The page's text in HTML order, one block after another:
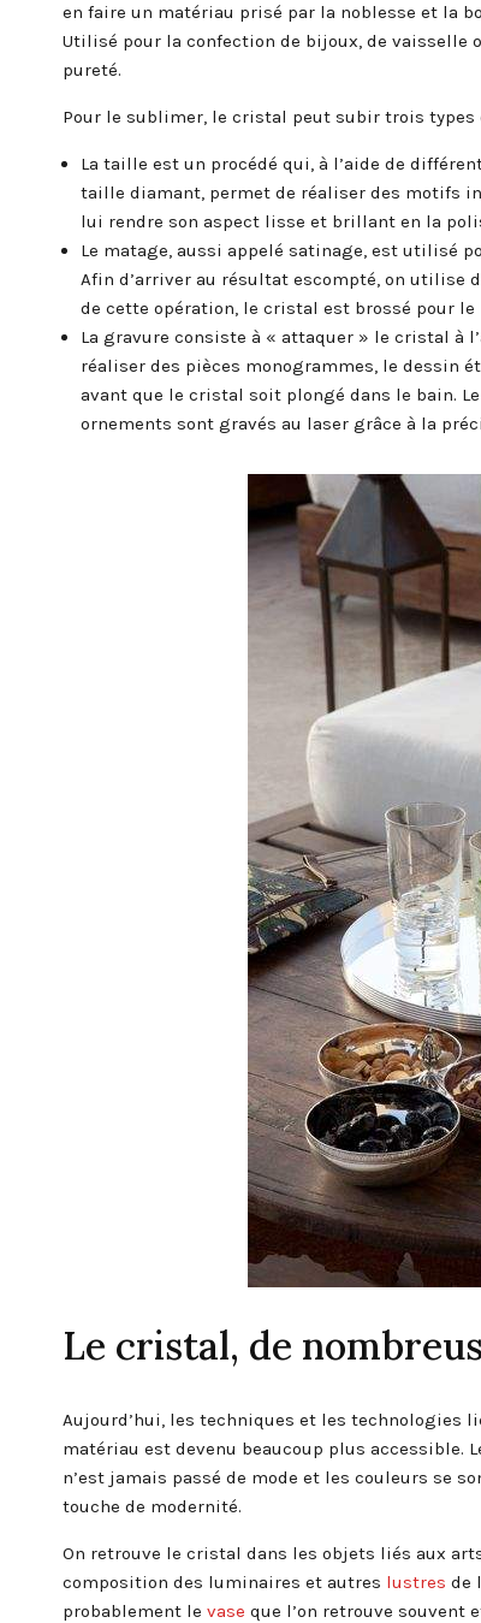
en faire un matériau prisé par la noblesse et la
Utilisé pour la confection de bijoux, de vaisselle
pureté.
Pour le sublimer, le cristal peut subir trois
La taille est un procédé qui, à l’aide de
taille diamant, permet de réaliser des motifs
lui rendre son aspect lisse et brillant en la
Le matage, aussi appelé satinage, est utilisé
Afin d’arriver au résultat escompté, on utilise
de cette opération, le cristal est brossé pour
La gravure consiste à « attaquer » le cristal à
réaliser des pièces monogrammes, le dessin
avant que le cristal soit plongé dans le bain.
ornements sont gravés au laser grâce à la
Le cristal, de
Aujourd’hui, les techniques et les technologies
matériau est devenu beaucoup plus accessible.
n’est jamais passé de mode et les couleurs se
touche de modernité.
On retrouve le cristal dans les objets liés aux
composition des luminaires et autres lustres de
probablement le vase que l’on retrouve souvent